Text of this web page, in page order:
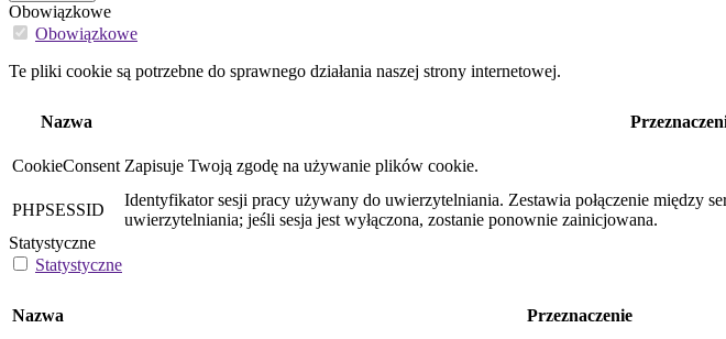
Obowiązkowe
Obowiązkowe
Te pliki cookie są potrzebne do sprawnego działania naszej strony internetowej.
Nazwa
CookieConsent Zapisuje Twoją zgodę na używanie plików cookie.
PHPSESSID
Identyfikator sesji pracy używany do uwierzytelniania. Zestawia połączenie między
uwierzytelniania; jeśli sesja jest wyłączona, zostanie ponownie zainicjowana.
Statystyczne
Statystyczne
Nazwa Przeznaczenie